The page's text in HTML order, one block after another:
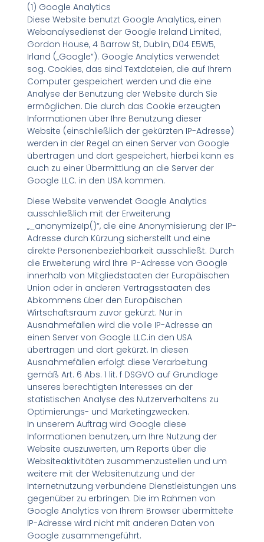
(1) Google Analytics
Diese Website benutzt Google Analytics, einen
Webanalysedienst der Google Ireland Limited,
Gordon House, 4 Barrow St, Dublin, D04 E5W5,
Irland („Google“). Google Analytics verwendet
sog. Cookies, das sind Textdateien, die auf Ihrem
Computer gespeichert werden und die eine
Analyse der Benutzung der Website durch Sie
ermöglichen. Die durch das Cookie erzeugten
Informationen über Ihre Benutzung dieser
Website (einschließlich der gekürzten IP-Adresse)
werden in der Regel an einen Server von Google
übertragen und dort gespeichert, hierbei kann es
auch zu einer Übermittlung an die Server der
Google LLC. in den USA kommen.
Diese Website verwendet Google Analytics
ausschließlich mit der Erweiterung
„_anonymizeIp()“, die eine Anonymisierung der IP-
Adresse durch Kürzung sicherstellt und eine
direkte Personenbeziehbarkeit ausschließt. Durch
die Erweiterung wird Ihre IP-Adresse von Google
innerhalb von Mitgliedstaaten der Europäischen
Union oder in anderen Vertragsstaaten des
Abkommens über den Europäischen
Wirtschaftsraum zuvor gekürzt. Nur in
Ausnahmefällen wird die volle IP-Adresse an
einen Server von Google LLC.in den USA
übertragen und dort gekürzt. In diesen
Ausnahmefällen erfolgt diese Verarbeitung
gemäß Art. 6 Abs. 1 lit. f DSGVO auf Grundlage
unseres berechtigten Interesses an der
statistischen Analyse des Nutzerverhaltens zu
Optimierungs- und Marketingzwecken.
In unserem Auftrag wird Google diese
Informationen benutzen, um Ihre Nutzung der
Website auszuwerten, um Reports über die
Websiteaktivitäten zusammenzustellen und um
weitere mit der Websitenutzung und der
Internetnutzung verbundene Dienstleistungen uns
gegenüber zu erbringen. Die im Rahmen von
Google Analytics von Ihrem Browser übermittelte
IP-Adresse wird nicht mit anderen Daten von
Google zusammengeführt.